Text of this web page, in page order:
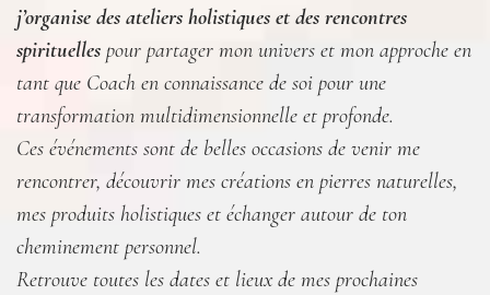
j’organise des ateliers holistiques et des rencontres
spirituelles pour partager mon univers et mon approche en
tant que Coach en connaissance de soi pour une
transformation multidimensionnelle et profonde.
Ces événements sont de belles occasions de venir me
rencontrer, découvrir mes créations en pierres naturelles,
mes produits holistiques et échanger autour de ton
cheminement personnel.
Retrouve toutes les dates et lieux de mes prochaines